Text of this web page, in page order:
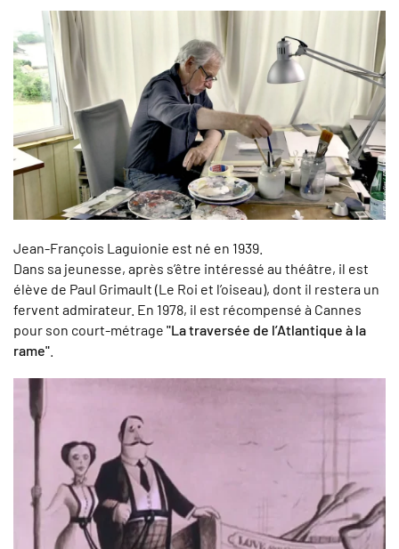
Jean-François Laguionie est né en 1939.
Dans sa jeunesse, après s’être intéressé au théâtre, il est
élève de Paul Grimault (Le Roi et l’oiseau), dont il restera un
fervent admirateur. En 1978, il est récompensé à Cannes
pour son court-métrage "La traversée de l’Atlantique à la
rame"